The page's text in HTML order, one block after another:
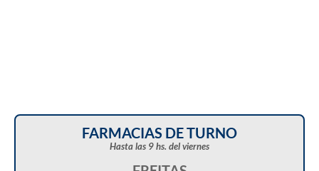
FARMACIAS DE TURNO
Hasta las 9 hs. del viernes